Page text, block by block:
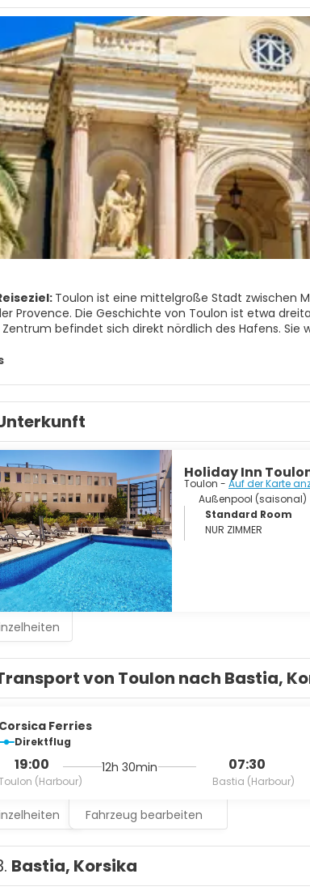
Toulon ist eine mittelgroße Stadt zwischen
Provence. Die Geschichte von Toulon ist etwa
befindet sich direkt nördlich des Hafens. Sie
Uhr am Eingang des Marinestützpunkts. Die
wurde. Sie werden es genießen, an einem
Saint Marie de la Seds befindet sich in der Nähe
erweitert. Es gibt zahlreiche Gemälde aus dem 18.
Holiday Inn
Toulon - Auf der Karte
Außenpool (saisonal)
Standard Room
NUR ZIMMER
von Toulon nach Bastia,
Corsica Ferries
Direktflug
19:00
(Harbour)
12h 30min 07:30
Bastia (Harbour)
Fahrzeug bearbeiten
Bastia, Korsika